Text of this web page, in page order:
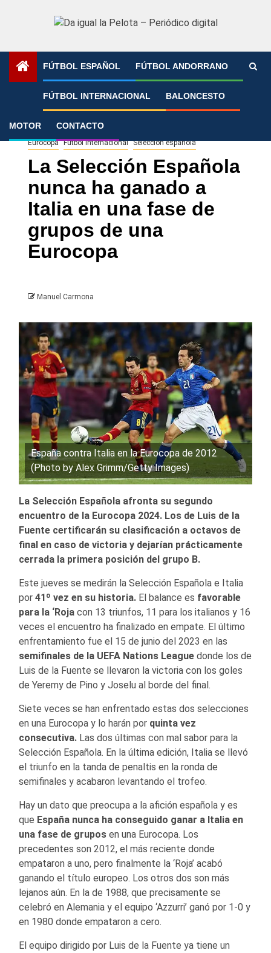
FÚTBOL ESPAÑOL FÚTBOL ANDORRANO
FÚTBOL INTERNACIONAL BALONCESTO
MOTOR CONTACTO
»
Eurocopa Fútbol Internacional Selección española
La Selección Española
nunca ha ganado a
Italia en una fase de
grupos de una
Eurocopa
Manuel Carmona
España contra Italia en la Eurocopa de 2012
(Photo by Alex Grimm/Getty Images)
La Selección Española afronta su segundo
encuentro de la Eurocopa 2024. Los de Luis de la
Fuente certificarán su clasificación a octavos de
final en caso de victoria y dejarían prácticamente
cerrada la primera posición del grupo B.
Este jueves se medirán la Selección Española e Italia
por 41º vez en su historia. El balance es favorable
para la ‘Roja con 13 triunfos, 11 para los italianos y 16
veces el encuentro ha finalizado en empate. El último
enfrentamiento fue el 15 de junio del 2023 en las
semifinales de la UEFA Nations League donde los de
Luis de la Fuente se llevaron la victoria con los goles
de Yeremy de Pino y Joselu al borde del final.
Siete veces se han enfrentado estas dos selecciones
en una Eurocopa y lo harán por quinta vez
consecutiva. Las dos últimas con mal sabor para la
Selección Española. En la última edición, Italia se llevó
el triunfo en la tanda de penaltis en la ronda de
semifinales y acabaron levantando el trofeo.
Hay un dato que preocupa a la afición española y es
que España nunca ha conseguido ganar a Italia en
una fase de grupos en una Eurocopa. Los
precedentes son 2012, el más reciente donde
empataron a uno, pero finalmente la ‘Roja’ acabó
ganando el título europeo. Los otros dos son más
lejanos aún. En la de 1988, que precisamente se
celebró en Alemania y el equipo ‘Azzurri’ ganó por 1-0 y
en 1980 donde empataron a cero.
El equipo dirigido por Luis de la Fuente ya tiene un